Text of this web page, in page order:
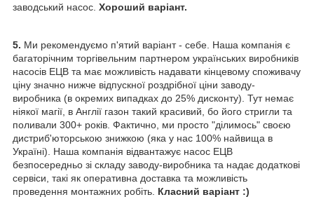
заводський насос. Хороший варіант.
5. Ми рекомендуємо п'ятий варіант - себе. Наша компанія є
багаторічним торгівельним партнером українських виробників
насосів ЕЦВ та має можливість надавати кінцевому споживачу
ціну значно нижче відпускної роздрібної ціни заводу-
виробника (в окремих випадках до 25% дисконту). Тут немає
ніякої магії, в Англії газон такий красивий, бо його стригли та
поливали 300+ років. Фактично, ми просто "ділимось" своєю
дистриб'юторською знижкою (яка у нас 100% найвища в
Україні). Наша компанія відвантажує насос ЕЦВ
безпосередньо зі складу заводу-виробника та надає додаткові
сервіси, такі як оперативна доставка та можливість
проведення монтажних робіть. Класний варіант :)